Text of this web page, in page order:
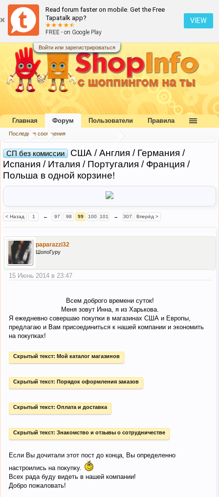
Read forum faster on mobile. Get the Free
Tapatalk app?
FREE - on Google Play
VIEW
Войти или зарегистрироваться
Форум ... Совместные покупки
СП без комиссии
США / Англия / Германия /
Испания / Италия / Португалия / Франция /
Польша в одной корзине!
< Назад 1 ← 97 98 99 100 101 → 307 Вперёд >
paparazzi32
ШопоГуру
15 Июнь 2014 в 23:47
Всем доброго времени суток!
Меня зовут Инна, я из Харькова.​
Я ежедневно совершаю покупки в магазинах США и Европы,
предлагаю и Вам присоединиться к нашей компании и экономить
на покупках!
Скрытый текст: Мой каталог магазинов
Скрытый текст: Порядок оформления заказов
Скрытый текст: Оплата и доставка
Скрытый текст: Знакомство и отзывы о сотрудничестве
Если Вы дочитали этот пост до конца, Вы определенно
настроились на покупку.
Всех рада буду видеть в нашей компании!
Добро пожаловать!
Главная Форум
Последние сообщения
Пользователи Правила